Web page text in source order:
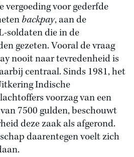
vergoeding voor gederfde
backpay, aan de
soldaten die in de
gezeten. Vooral de vraag
nooit naar tevredenheid is
centraal. Sinds 1981, het
Indische
voorzag van een
7500 gulden, beschouwt
deze zaak als afgerond.
daarentegen voelt zich